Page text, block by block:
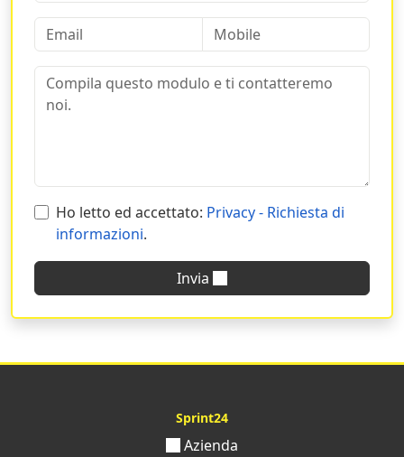
Ho letto ed accettato: Privacy - Richiesta di
informazioni.
Invia
Sprint24
Azienda